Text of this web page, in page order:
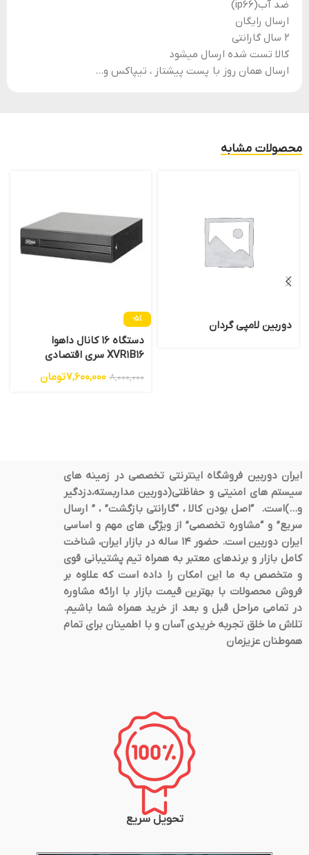
ضد آب(ip66)
ارسال رایگان
2 سال گارانتی
کالا تست شده ارسال میشود
ارسال همان روز با پست پیشتاز ، تیپاکس و…
محصولات مشابه
دوربین لامپی گردان -5%
دستگاه 16 کانال داهوا
XVR1B16 سری اقتصادی
8,000,000
7,600,000تومان
ایران دوربین فروشگاه اینترنتی تخصصی در زمینه های
سیستم های امنیتی و حفاظتی(دوربین مداربسته،دزدگیر
و…)است. “اصل بودن کالا ، “گارانتی بازگشت” ، ” ارسال
سریع” و “مشاوره تخصصی” از ویژگی های مهم و اساسی
ایران دوربین است. حضور 14 ساله در بازار ایران، شناخت
کامل بازار و برندهای معتبر به همراه تیم پشتیبانی قوی
و متخصص به ما این امکان را داده است که علاوه بر
فروش محصولات با بهترین قیمت بازار با ارائه مشاوره
در تمامی مراحل قبل و بعد از خرید همراه شما باشیم.
تلاش ما خلق تجربه خریدی آسان و با اطمینان برای تمام
هموطنان عزیزمان
تحویل سریع